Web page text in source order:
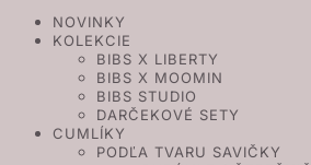
NOVINKY
KOLEKCIE
BIBS X LIBERTY
BIBS X MOOMIN
BIBS STUDIO
DARČEKOVÉ SETY
CUMLÍKY
PODĽA TVARU SAVIČKY